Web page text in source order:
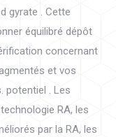
gyrate . Cette
équilibré dépôt
concernant
et vos
potentiel . Les
RA, les
par la RA, les